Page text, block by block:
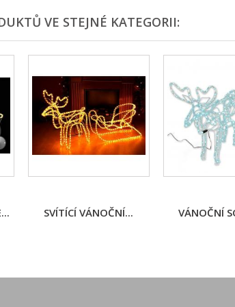
VE STEJNÉ KATEGORII:
SVÍTÍCÍ VÁNOČNÍ... VÁNOČNÍ